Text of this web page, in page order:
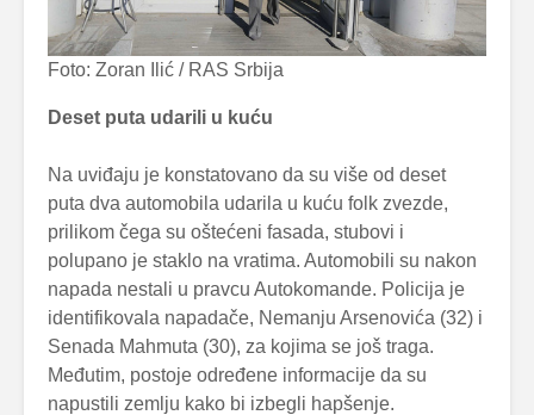
Foto: Zoran Ilić / RAS Srbija
Deset puta udarili u kuću
Na uviđaju je konstatovano da su više od deset
puta dva automobila udarila u kuću folk zvezde,
prilikom čega su oštećeni fasada, stubovi i
polupano je staklo na vratima. Automobili su nakon
napada nestali u pravcu Autokomande. Policija je
identifikovala napadače, Nemanju Arsenovića (32) i
Senada Mahmuta (30), za kojima se još traga.
Međutim, postoje određene informacije da su
napustili zemlju kako bi izbegli hapšenje.